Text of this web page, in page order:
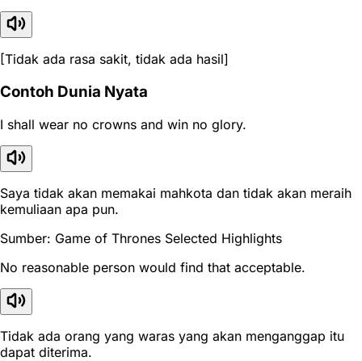
[Tidak ada rasa sakit, tidak ada hasil]
Contoh Dunia Nyata
I shall wear no crowns and win no glory.
Saya tidak akan memakai mahkota dan tidak akan meraih
kemuliaan apa pun.
Sumber: Game of Thrones Selected Highlights
No reasonable person would find that acceptable.
Tidak ada orang yang waras yang akan menganggap itu
dapat diterima.